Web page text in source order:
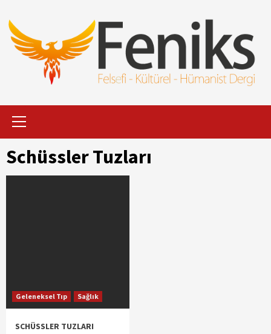
Geç
Primary
Schüssler Tuzları
Geleneksel Tıp Sağlık
SCHÜSSLER TUZLARI